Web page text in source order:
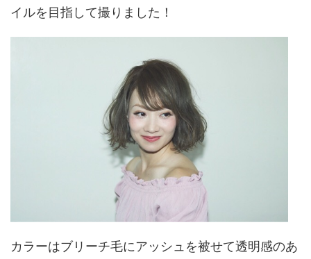
イルを目指して撮りました！
カラーはブリーチ毛にアッシュを被せて透明感のあ